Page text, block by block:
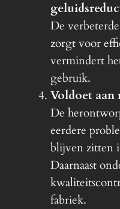
De
zorgt voor
vermindert
gebruik.
Voldoet aan
De
eerdere
blijven zitten
Daarnaast
fabriek.